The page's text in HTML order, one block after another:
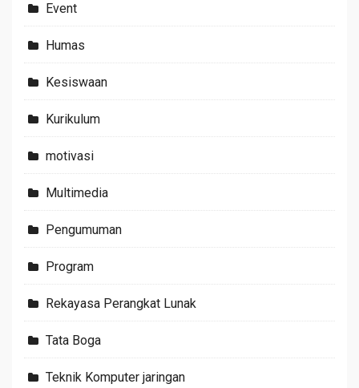
Event
Humas
Kesiswaan
Kurikulum
motivasi
Multimedia
Pengumuman
Program
Rekayasa Perangkat Lunak
Tata Boga
Teknik Komputer jaringan